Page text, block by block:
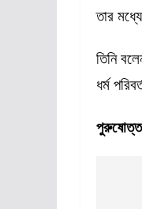
তার
তিনি
ধর্ম